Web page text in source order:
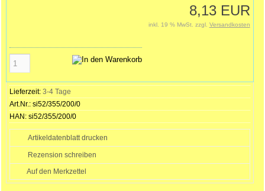
8,13 EUR
inkl. 19 % MwSt. zzgl. Versandkosten
Lieferzeit: 3-4 Tage
Art.Nr.: si52/355/200/0
HAN: si52/355/200/0
Artikeldatenblatt drucken
Rezension schreiben